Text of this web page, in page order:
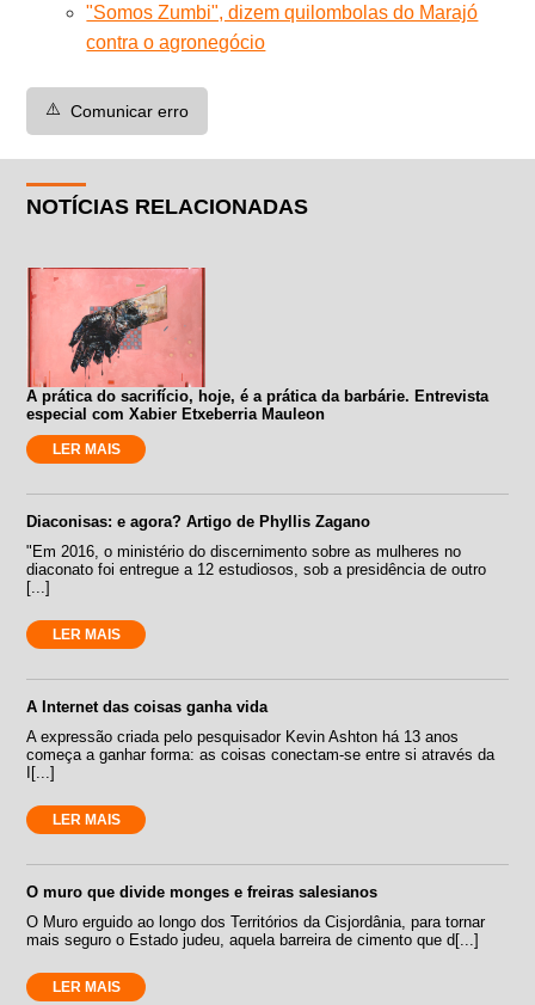
"Somos Zumbi", dizem quilombolas do Marajó
contra o agronegócio
⚠️ Comunicar erro
NOTÍCIAS RELACIONADAS
A prática do sacrifício, hoje, é a prática da barbárie. Entrevista
especial com Xabier Etxeberria Mauleon
LER MAIS
Diaconisas: e agora? Artigo de Phyllis Zagano
"Em 2016, o ministério do discernimento sobre as mulheres no
diaconato foi entregue a 12 estudiosos, sob a presidência de outro
[...]
LER MAIS
A Internet das coisas ganha vida
A expressão criada pelo pesquisador Kevin Ashton há 13 anos
começa a ganhar forma: as coisas conectam-se entre si através da
I[...]
LER MAIS
O muro que divide monges e freiras salesianos
O Muro erguido ao longo dos Territórios da Cisjordânia, para tornar
mais seguro o Estado judeu, aquela barreira de cimento que d[...]
LER MAIS